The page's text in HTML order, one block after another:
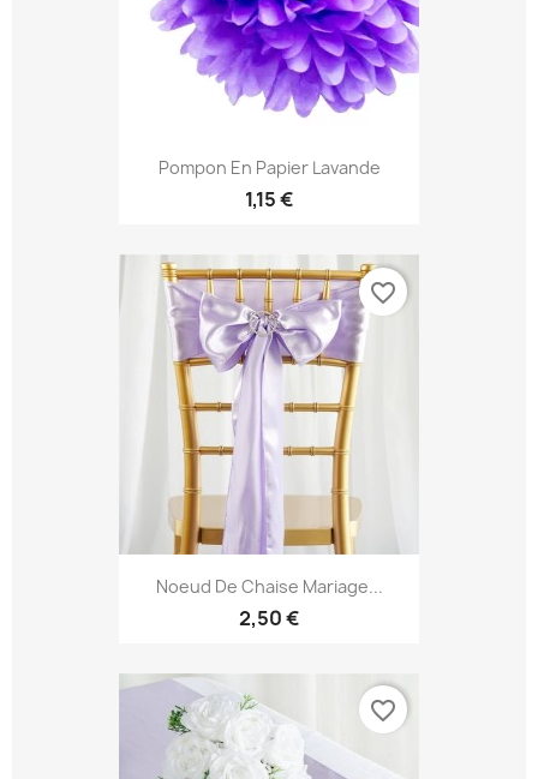
Pompon En Papier Lavande
1,15 €
Noeud De Chaise Mariage...
2,50 €
favorite_border
favorite_border